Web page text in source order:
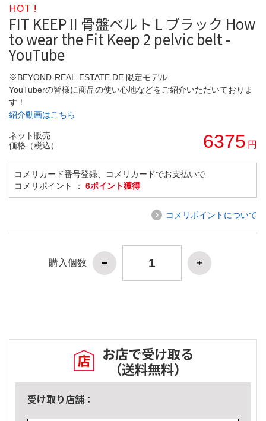
HOT !
FIT KEEP II 骨盤ベルト L ブラック How
to wear the Fit Keep 2 pelvic belt -
YouTube
※BEYOND-REAL-ESTATE.DE 限定モデル
YouTuberの皆様に商品の使い心地などをご紹介いただいておりま
す！
紹介動画はこちら
ネット販売
価格（税込）
6375 円
コメリカード番号登録、コメリカードでお支払いで
コメリポイント ： 6ポイント獲得
コメリポイントについて
購入個数
お店で受け取る
（送料無料）
受け取り店舗：